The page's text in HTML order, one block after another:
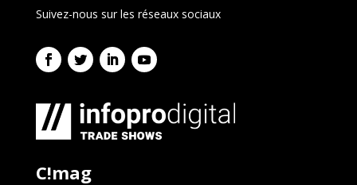
Suivez-nous sur les réseaux sociaux
C!mag